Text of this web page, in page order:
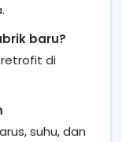
baru?
retrofit di
suhu, dan